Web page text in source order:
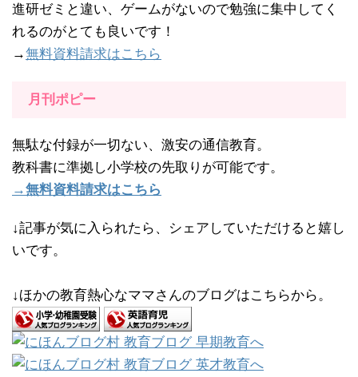
進研ゼミと違い、ゲームがないので勉強に集中してく
れるのがとても良いです！
→無料資料請求はこちら
月刊ポピー
無駄な付録が一切ない、激安の通信教育。
教科書に準拠し小学校の先取りが可能です。
→無料資料請求はこちら
↓記事が気に入られたら、シェアしていただけると嬉し
いです。
↓ほかの教育熱心なママさんのブログはこちらから。